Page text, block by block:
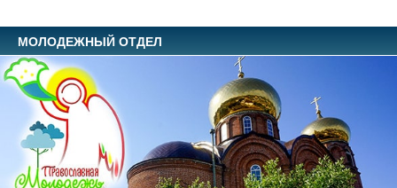
МОЛОДЕЖНЫЙ ОТДЕЛ